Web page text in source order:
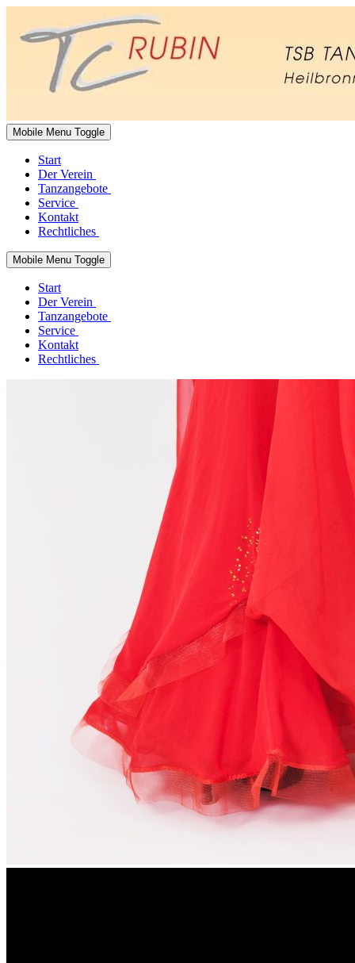
Mobile Menu Toggle
Start
Der Verein
Tanzangebote
Service
Kontakt
Rechtliches
Mobile Menu Toggle
Start
Der Verein
Tanzangebote
Service
Kontakt
Rechtliches